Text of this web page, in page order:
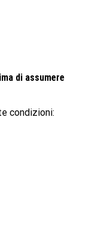
di assumere
condizioni: